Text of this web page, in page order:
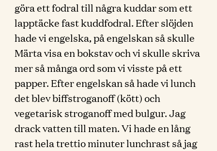
göra ett fodral till några kuddar som ett
lapptäcke fast kuddfodral. Efter slöjden
hade vi engelska, på engelskan så skulle
Märta visa en bokstav och vi skulle skriva
mer så många ord som vi visste på ett
papper. Efter engelskan så hade vi lunch
det blev biffstroganoff (kött) och
vegetarisk stroganoff med bulgur. Jag
drack vatten till maten. Vi hade en lång
rast hela trettio minuter lunchrast så jag